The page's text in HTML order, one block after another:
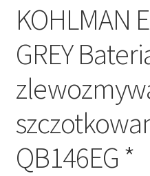
KOHLMAN
GREY
QB146EG *